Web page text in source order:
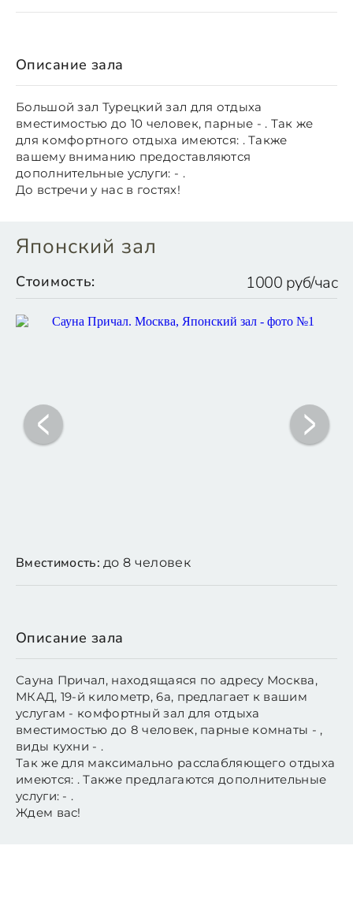
Описание зала
Большой зал Турецкий зал для отдыха
вместимостью до 10 человек, парные - . Так же
для комфортного отдыха имеются: . Также
вашему вниманию предоставляются
дополнительные услуги: - .
До встречи у нас в гостях!
Японский зал
Стоимость: 1000 руб/час
Вместимость: до 8 человек
Описание зала
Сауна Причал, находящаяся по адресу Москва,
МКАД, 19-й километр, 6а, предлагает к вашим
услугам - комфортный зал для отдыха
вместимостью до 8 человек, парные комнаты - ,
виды кухни - .
Так же для максимально расслабляющего отдыха
имеются: . Также предлагаются дополнительные
услуги: - .
Ждем вас!